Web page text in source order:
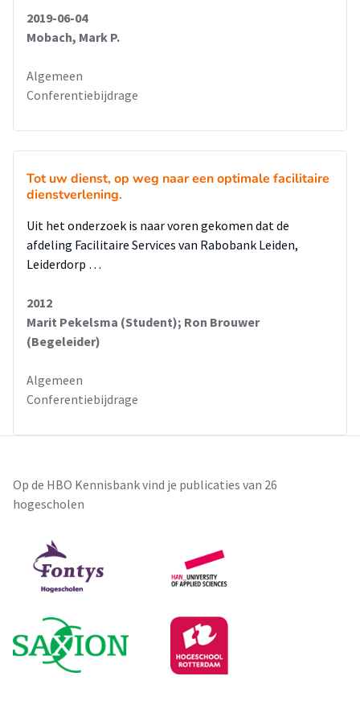
2019-06-04
Mobach, Mark P.
Algemeen
Conferentiebijdrage
Tot uw dienst, op weg naar een optimale facilitaire
dienstverlening.
Uit het onderzoek is naar voren gekomen dat de
afdeling Facilitaire Services van Rabobank Leiden,
Leiderdorp …
2012
Marit Pekelsma (Student); Ron Brouwer
(Begeleider)
Algemeen
Conferentiebijdrage
Op de HBO Kennisbank vind je publicaties van 26
hogescholen